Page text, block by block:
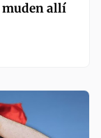
muden allí